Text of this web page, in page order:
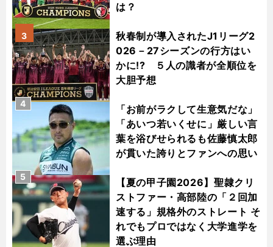
は？
秋春制が導入されたJ1リーグ2
026－27シーズンの行方はい
かに!? ５人の識者が全順位を
大胆予想
3
「お前がラクして生意気だな」
「あいつ若いくせに」厳しい言
葉を浴びせられるも佐藤慎太郎
が貫いた誇りとファンへの思い
4
【夏の甲子園2026】聖隷クリ
ストファー・高部陸の「２回加
速する」規格外のストレート そ
れでもプロではなく大学進学を
選ぶ理由
5